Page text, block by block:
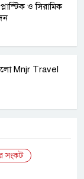
ও সিরামিক
Mnjr Travel
সংকট